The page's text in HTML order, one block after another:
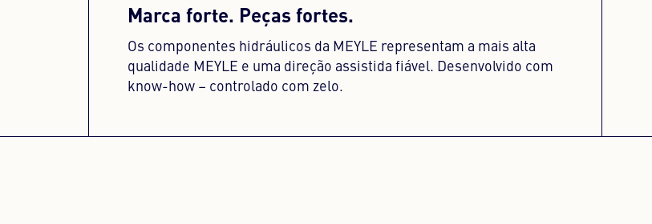
Marca forte. Peças fortes.
Os componentes hidráulicos da MEYLE representam a mais alta
qualidade MEYLE e uma direção assistida fiável. Desenvolvido com
know-how – controlado com zelo.